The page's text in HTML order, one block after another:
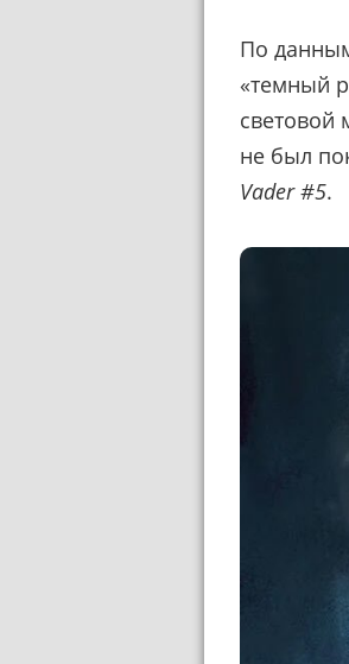
По
«темный
световой
не был
Vader #5.